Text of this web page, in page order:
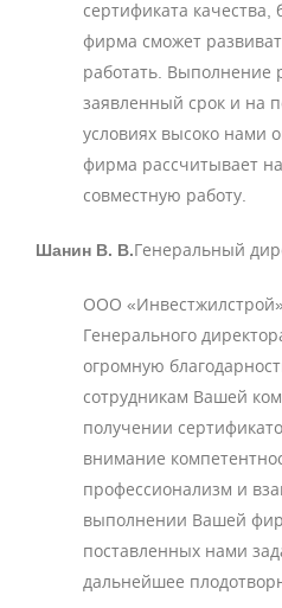
сертификата
фирма сможет
работать. Выполнение
заявленный срок и на
условиях высоко нами
фирма рассчитывает
совместную работу.
Шанин В. В.Генеральный
ООО
Генерального
огромную
сотрудникам Вашей
получении
внимание
профессионализм и
выполнении Вашей
поставленных нами
дальнейшее